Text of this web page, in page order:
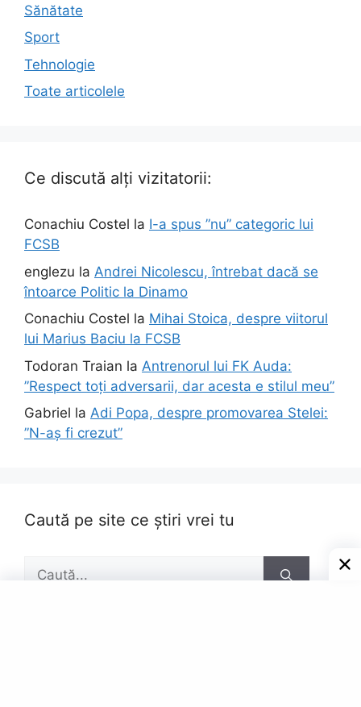
Sănătate
Sport
Tehnologie
Toate articolele
Ce discută alți vizitatorii:
Conachiu Costel la I-a spus ”nu” categoric lui
FCSB
englezu la Andrei Nicolescu, întrebat dacă se
întoarce Politic la Dinamo
Conachiu Costel la Mihai Stoica, despre viitorul
lui Marius Baciu la FCSB
Todoran Traian la Antrenorul lui FK Auda:
”Respect toți adversarii, dar acesta e stilul meu”
Gabriel la Adi Popa, despre promovarea Stelei:
”N-aș fi crezut”
Caută pe site ce știri vrei tu
Caută
după: